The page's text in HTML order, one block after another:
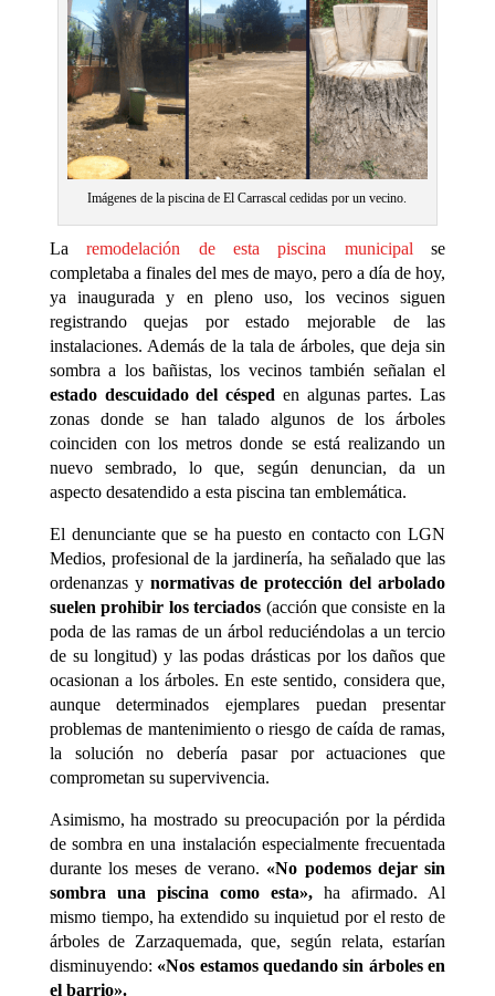
Imágenes de la piscina de El Carrascal cedidas por un vecino.
Laremodelación de esta piscina municipal se
completaba a finales del mes de mayo, pero a día de hoy,
ya inaugurada y en pleno uso, los vecinos siguen
registrando quejas por estado mejorable de las
instalaciones. Además de la tala de árboles, que deja sin
sombra a los bañistas, los vecinos también señalan el
estado descuidado del césped en algunas partes. Las
zonas donde se han talado algunos de los árboles
coinciden con los metros donde se está realizando un
nuevo sembrado, lo que, según denuncian, da un
aspecto desatendido a esta piscina tan emblemática.
El denunciante que se ha puesto en contacto con LGN
Medios, profesional de la jardinería, ha señalado que las
ordenanzas y normativas de protección del arbolado
suelen prohibir los terciados (acción que consiste en la
poda de las ramas de un árbol reduciéndolas a un tercio
de su longitud) y las podas drásticas por los daños que
ocasionan a los árboles. En este sentido, considera que,
aunque determinados ejemplares puedan presentar
problemas de mantenimiento o riesgo de caída de ramas,
la solución no debería pasar por actuaciones que
comprometan su supervivencia.
Asimismo, ha mostrado su preocupación por la pérdida
de sombra en una instalación especialmente frecuentada
durante los meses de verano. «No podemos dejar sin
sombra una piscina como esta», ha afirmado. Al
mismo tiempo, ha extendido su inquietud por el resto de
árboles de Zarzaquemada, que, según relata, estarían
disminuyendo: «Nos estamos quedando sin árboles en
el barrio».